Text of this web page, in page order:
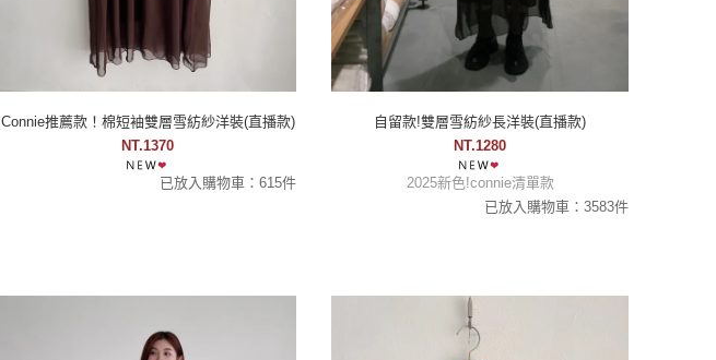
Connie推薦款！棉短袖雙層雪紡紗洋裝(直播款)
NT.1370
已放入購物車：615件
自留款!雙層雪紡紗長洋裝(直播款)
NT.1280
2025新色!connie清單款
已放入購物車：3583件